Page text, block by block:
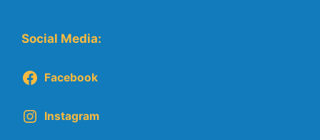
Social Media:
Facebook
Instagram